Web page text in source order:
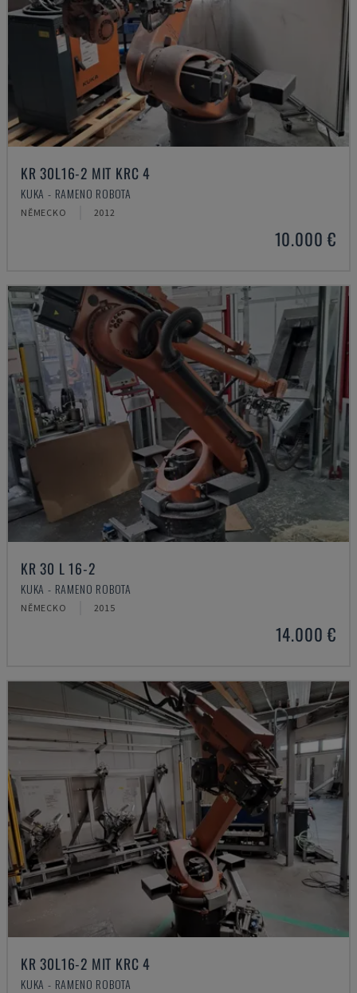
KR 30L16-2 MIT KRC 4
KUKA - RAMENO ROBOTA
NĚMECKO 2012
10.000 €
KR 30 L 16-2
KUKA - RAMENO ROBOTA
NĚMECKO 2015
14.000 €
KR 30L16-2 MIT KRC 4
KUKA - RAMENO ROBOTA